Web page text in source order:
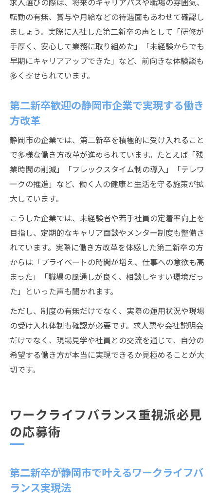
転勤の有無、賞与や月給などの待遇面もあわせて確認し
ましょう。実際に入社した第二新卒の声として「研修が
手厚く、安心して業務に取り組めた」「未経験からでも
早期にキャリアアップできた」など、前向きな体験談も
多く寄せられています。
第二新卒歓迎の静岡市企業で実現する働き
方改革
静岡市の企業では、第二新卒を積極的に受け入れること
で多様な働き方改革が進められています。たとえば「残
業時間の削減」「フレックスタイム制の導入」「テレワ
ークの推進」など、働く人の健康と生活を守る施策が拡
大しています。
こうした企業では、未経験者や若手社員の定着率向上を
目指し、定期的なキャリア面談やメンター制度も整備さ
れています。実際に働き方改革を体感した第二新卒の方
からは「プライベートの時間が増え、仕事への意欲も高
まった」「職場の風通しが良く、相談しやすい環境だっ
た」といった声も聞かれます。
ただし、制度の有無だけでなく、実際の運用状況や現場
の受け入れ体制も確認が必要です。求人票や会社説明会
だけでなく、現場見学や社員との交流を通じて、自分の
希望する働き方が本当に実現できるか見極めることが大
切です。
ワークライフバランス重視派必見
の応募術
第二新卒が静岡市で叶えるワークライフバ
ランス実現法